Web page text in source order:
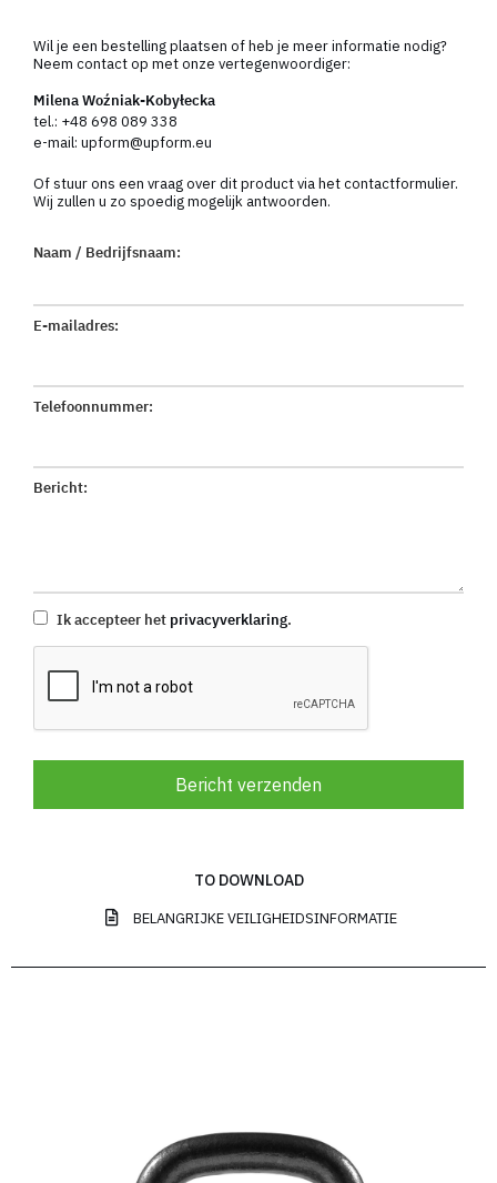
Wil je een bestelling plaatsen of heb je meer informatie nodig?
Neem contact op met onze vertegenwoordiger:
Milena Woźniak-Kobyłecka
tel.: +48 698 089 338
e-mail: upform@upform.eu
Of stuur ons een vraag over dit product via het contactformulier.
Wij zullen u zo spoedig mogelijk antwoorden.
Naam / Bedrijfsnaam:
E-mailadres:
Telefoonnummer:
Bericht:
Ik accepteer het privacyverklaring.
Bericht verzenden
TO DOWNLOAD
BELANGRIJKE VEILIGHEIDSINFORMATIE